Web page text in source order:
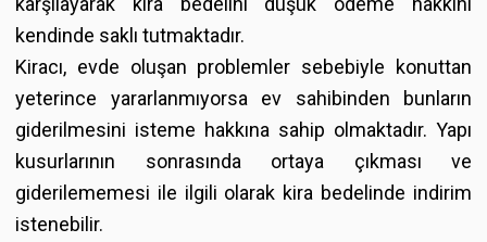
kendinde saklı tutmaktadır.
Kiracı, evde oluşan problemler sebebiyle konuttan
yeterince yararlanmıyorsa ev sahibinden bunların
giderilmesini isteme hakkına sahip olmaktadır. Yapı
kusurlarının sonrasında ortaya çıkması ve
giderilememesi ile ilgili olarak kira bedelinde indirim
istenebilir.